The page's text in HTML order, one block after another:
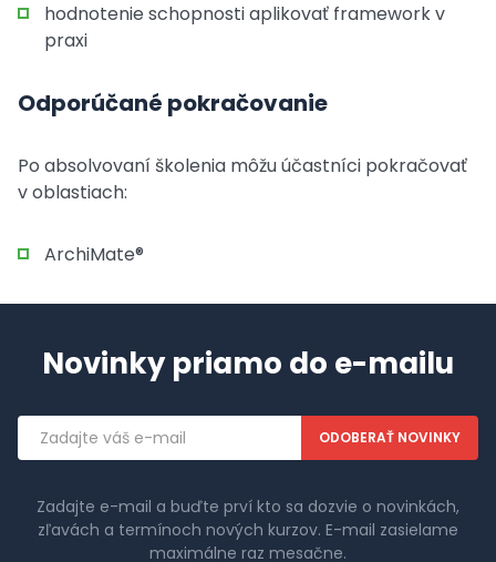
hodnotenie schopnosti aplikovať framework v
praxi
Odporúčané pokračovanie
Po absolvovaní školenia môžu účastníci pokračovať
v oblastiach:
ArchiMate®
Novinky priamo do e-mailu
Emailová
adresa
Zadajte e-mail a buďte prví kto sa dozvie o novinkách,
zľavách a termínoch nových kurzov. E-mail zasielame
maximálne raz mesačne.